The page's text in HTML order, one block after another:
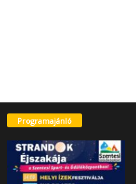
Programajánló